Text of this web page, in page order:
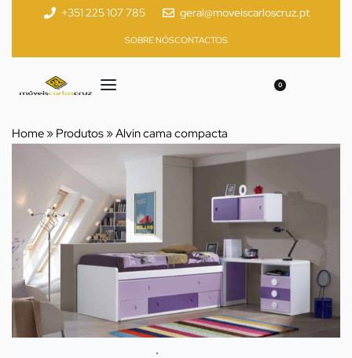
+351 225 107 785 geral@moveiscarloscruz.pt
SOBRE NÓSCONTACTOS
0
Home » Produtos »Alvin cama compacta